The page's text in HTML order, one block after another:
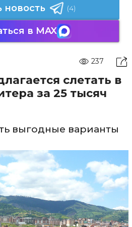
новость (4)
в MAX
237
слетать в
за 25 тысяч
выгодные варианты